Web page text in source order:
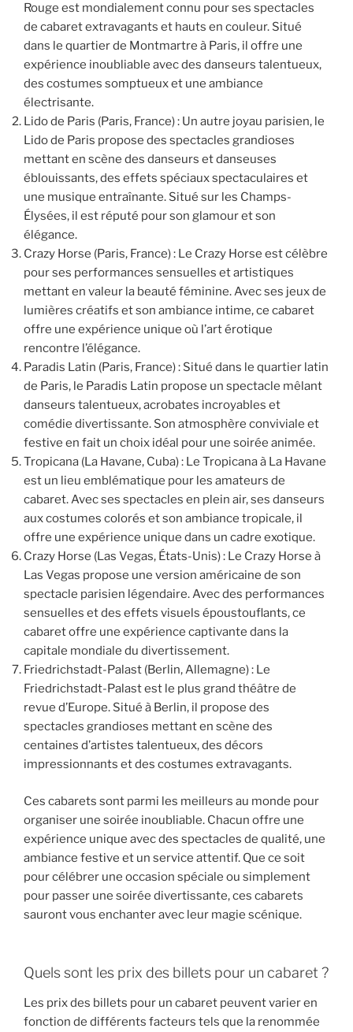
Rouge est mondialement connu pour ses spectacles
de cabaret extravagants et hauts en couleur. Situé
dans le quartier de Montmartre à Paris, il offre une
expérience inoubliable avec des danseurs talentueux,
des costumes somptueux et une ambiance
électrisante.
Lido de Paris (Paris, France) : Un autre joyau parisien, le
Lido de Paris propose des spectacles grandioses
mettant en scène des danseurs et danseuses
éblouissants, des effets spéciaux spectaculaires et
une musique entraînante. Situé sur les Champs-
Élysées, il est réputé pour son glamour et son
élégance.
Crazy Horse (Paris, France) : Le Crazy Horse est célèbre
pour ses performances sensuelles et artistiques
mettant en valeur la beauté féminine. Avec ses jeux de
lumières créatifs et son ambiance intime, ce cabaret
offre une expérience unique où l’art érotique
rencontre l’élégance.
Paradis Latin (Paris, France) : Situé dans le quartier latin
de Paris, le Paradis Latin propose un spectacle mêlant
danseurs talentueux, acrobates incroyables et
comédie divertissante. Son atmosphère conviviale et
festive en fait un choix idéal pour une soirée animée.
Tropicana (La Havane, Cuba) : Le Tropicana à La Havane
est un lieu emblématique pour les amateurs de
cabaret. Avec ses spectacles en plein air, ses danseurs
aux costumes colorés et son ambiance tropicale, il
offre une expérience unique dans un cadre exotique.
Crazy Horse (Las Vegas, États-Unis) : Le Crazy Horse à
Las Vegas propose une version américaine de son
spectacle parisien légendaire. Avec des performances
sensuelles et des effets visuels époustouflants, ce
cabaret offre une expérience captivante dans la
capitale mondiale du divertissement.
Friedrichstadt-Palast (Berlin, Allemagne) : Le
Friedrichstadt-Palast est le plus grand théâtre de
revue d’Europe. Situé à Berlin, il propose des
spectacles grandioses mettant en scène des
centaines d’artistes talentueux, des décors
impressionnants et des costumes extravagants.
Ces cabarets sont parmi les meilleurs au monde pour
organiser une soirée inoubliable. Chacun offre une
expérience unique avec des spectacles de qualité, une
ambiance festive et un service attentif. Que ce soit
pour célébrer une occasion spéciale ou simplement
pour passer une soirée divertissante, ces cabarets
sauront vous enchanter avec leur magie scénique.
Quels sont les prix des billets pour un cabaret ?
Les prix des billets pour un cabaret peuvent varier en
fonction de différents facteurs tels que la renommée